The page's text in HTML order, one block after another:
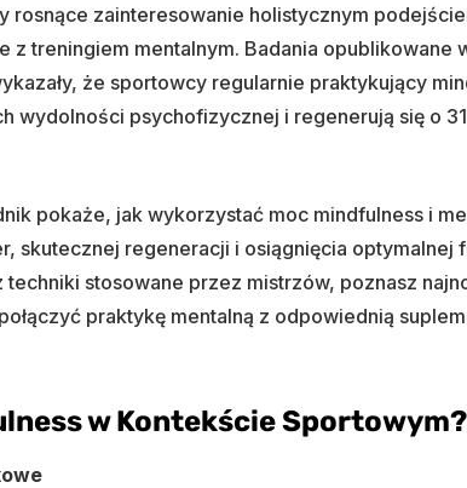
rosnące zainteresowanie holistycznym
z treningiem mentalnym. Badania opublikowane
że sportowcy regularnie praktykujący
wydolności psychofizycznej i regenerują się o
pokaże, jak wykorzystać moc mindfulness i
skutecznej regeneracji i osiągnięcia optymalnej
stosowane przez mistrzów, poznasz
praktykę mentalną z odpowiednią
w Kontekście Sportowym?